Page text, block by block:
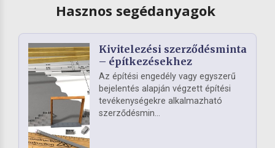
Hasznos segédanyagok
Kivitelezési szerződésminta
– építkezésekhez
Az építési engedély vagy egyszerű
bejelentés alapján végzett építési
tevékenységekre alkalmazható
szerződésmin...